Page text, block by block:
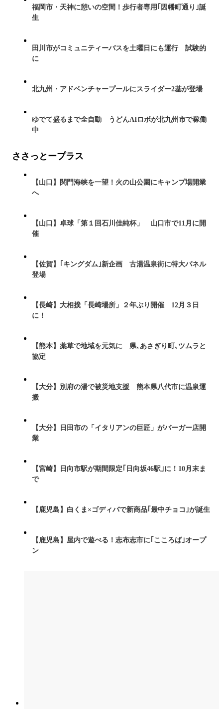
福岡市・天神に憩いの空間！歩行者専用｢因幡町通り｣誕
生
田川市がコミュニティーバスを土曜日にも運行 試験的
に
北九州・アドベンチャープールにスライダー2基が登場
ゆでて盛るまで全自動 うどんAIロボが北九州市で稼働
中
ささっとープラス
【山口】関門海峡を一望！火の山公園にキャンプ場開業
へ
【山口】卓球「第１回石川佳純杯」 山口市で11月に開
催
【佐賀】｢キングダム｣新企画 古湯温泉街に特大パネル
登場
【長崎】大相撲「長崎場所」２年ぶり開催 12月３日
に！
【熊本】薬草で地域を元気に 県､あさぎり町､ツムラと
協定
【大分】別府の湯で被災地支援 熊本県八代市に温泉運
搬
【大分】日田市の「イタリアンの巨匠」がバーガー店開
業
【宮崎】日向市駅が期間限定｢日向坂46駅｣に！10月末ま
で
【鹿児島】白くま×ゴディバで新商品｢最中チョコ｣が誕生
【鹿児島】屋内で遊べる！志布志市に｢こころば｣オープ
ン